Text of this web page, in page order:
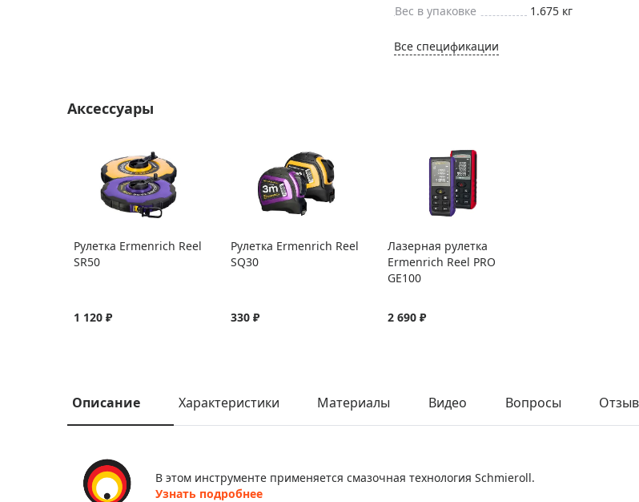
Вес в упаковке
1.675 кг
Все спецификации
Аксессуары
Рулетка Ermenrich Reel
SR50
Цвет:
й
1 120 ₽
Рулетка Ermenrich Reel
SQ30
Цвет:
й
330 ₽
Лазерная рулетка
Ermenrich Reel PRO
GE100
Цвет:
й
2 690 ₽
Описание Характеристики Материалы Видео Вопросы
В этом инструменте применяется смазочная технология Schmieroll.
Узнать подробнее